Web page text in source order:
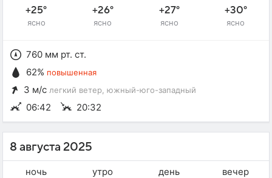
+25°
ясно
+26°
ясно
+27°
ясно
+30°
ясно
760 мм рт. ст.
62% повышенная
3 м/с легкий ветер , южный-юго-западный
06:42 20:32
8 августа 2025
ночь утро день вечер